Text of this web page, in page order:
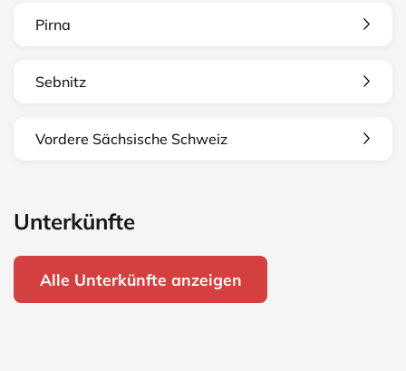
Pirna
Sebnitz
Vordere Sächsische Schweiz
Unterkünfte
Alle Unterkünfte anzeigen